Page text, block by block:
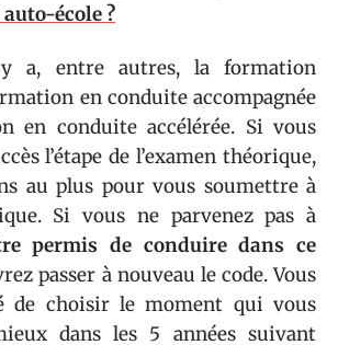
école ?
a, entre autres, la formation
en conduite accompagnée
en conduite accélérée. Si vous
l’étape de l’examen théorique,
au plus pour vous soumettre à
Si vous ne parvenez pas à
permis de conduire dans ce
passer à nouveau le code. Vous
de choisir le moment qui vous
dans les 5 années suivant